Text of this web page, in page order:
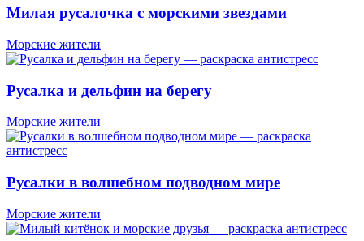
Милая русалочка с морскими звездами
Морские жители
Русалка и дельфин на берегу
Морские жители
Русалки в волшебном подводном мире
Морские жители